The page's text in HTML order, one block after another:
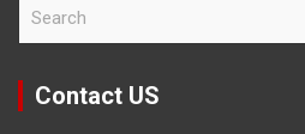
r
Contact US